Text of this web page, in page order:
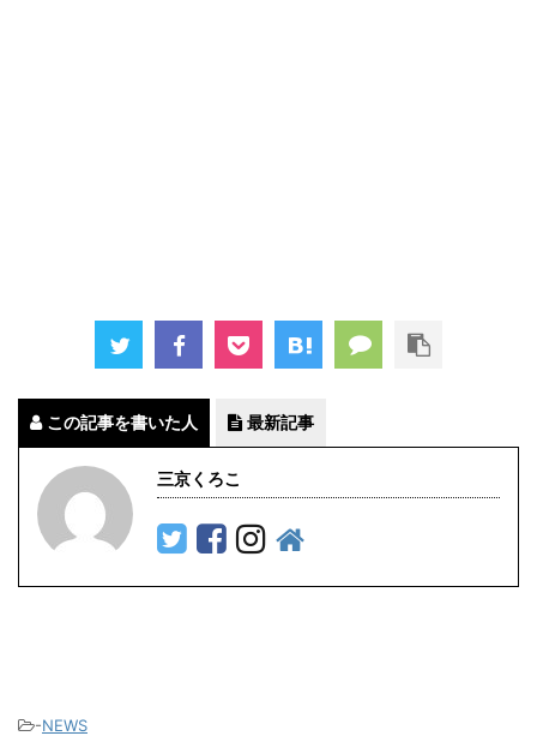
この記事を書いた人 最新記事
三京くろこ
-NEWS